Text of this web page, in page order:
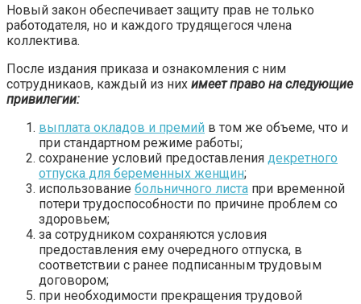
Новый закон обеспечивает защиту прав не только
работодателя, но и каждого трудящегося члена
коллектива.
После издания приказа и ознакомления с ним
сотрудникаов, каждый из них имеет право на следующие
привилегии:
выплата окладов и премий в том же объеме, что и
при стандартном режиме работы;
сохранение условий предоставления декретного
отпуска для беременных женщин;
использование больничного листа при временной
потери трудоспособности по причине проблем со
здоровьем;
за сотрудником сохраняются условия
предоставления ему очередного отпуска, в
соответствии с ранее подписанным трудовым
договором;
при необходимости прекращения трудовой